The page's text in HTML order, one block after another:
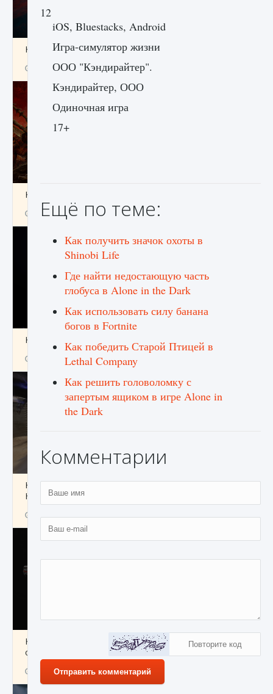
Как создавать предметы в Creatures of Ava
9 августа 2024 1 266
Как найти Гробницу Изгоев в Diablo 4
9 августа 2024 1 337
Как получить Thunder Egg в Stardew Valley
9 августа 2024 1 244
Как исправить неработающие награды For
Honor
Как разблокировать чертеж счастливого
оружия в MW3 и Warzone
9 августа 2024 1 151
12
iOS, Bluestacks, Android
Игра-симулятор жизни
ООО "Кэндирайтер".
Кэндирайтер, ООО
Одиночная игра
17+
Ещё по теме:
Как получить значок охоты в
Shinobi Life
Где найти недостающую часть
глобуса в Alone in the Dark
Как использовать силу банана
богов в Fortnite
Как победить Старой Птицей в
Lethal Company
Как решить головоломку с
запертым ящиком в игре Alone in
the Dark
Комментарии
Отправить комментарий